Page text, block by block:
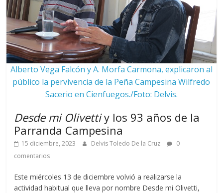
Alberto Vega Falcón y A. Morfa Carmona, explicaron al
público la pervivencia de la Peña Campesina Wilfredo
Sacerio en Cienfuegos./Foto: Delvis.
Desde mi Olivettiy los 93 años de la
Parranda Campesina
15 diciembre, 2023 Delvis Toledo De la Cruz
0
comentarios
Este miércoles 13 de diciembre volvió a realizarse la
actividad habitual que lleva por nombre Desde mi Olivetti,